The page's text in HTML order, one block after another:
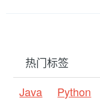
热门标签
Java
Python